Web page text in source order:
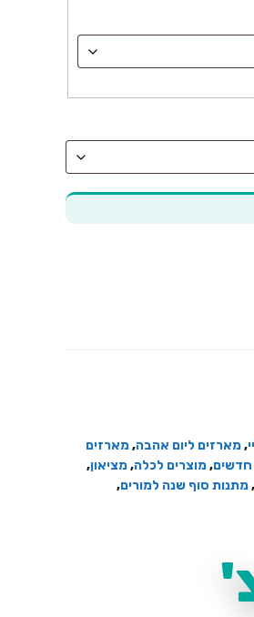
,מארזים ליום אהבה,מארזים
חדשים,מוצרים לכלה,מציאון,
,מתנות סוף שנה למורים,